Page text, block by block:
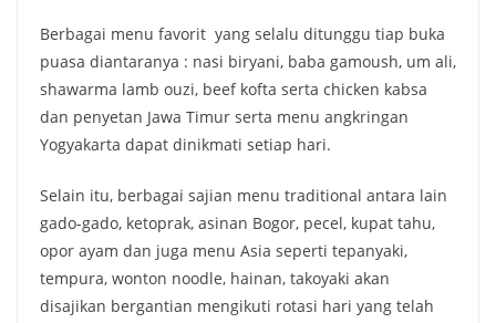
Berbagai menu favorit yang selalu ditunggu tiap buka
puasa diantaranya : nasi biryani, baba gamoush, um ali,
shawarma lamb ouzi, beef kofta serta chicken kabsa
dan penyetan Jawa Timur serta menu angkringan
Yogyakarta dapat dinikmati setiap hari.
Selain itu, berbagai sajian menu traditional antara lain
gado-gado, ketoprak, asinan Bogor, pecel, kupat tahu,
opor ayam dan juga menu Asia seperti tepanyaki,
tempura, wonton noodle, hainan, takoyaki akan
disajikan bergantian mengikuti rotasi hari yang telah